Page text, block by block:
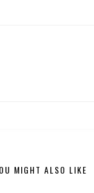
MIGHT ALSO LIKE